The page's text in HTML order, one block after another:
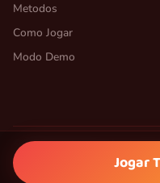
Metodos
Como Jogar
Modo Demo
© 2026 jogodotigre.net —
informativo para maiores de 18
Termos
Jogar